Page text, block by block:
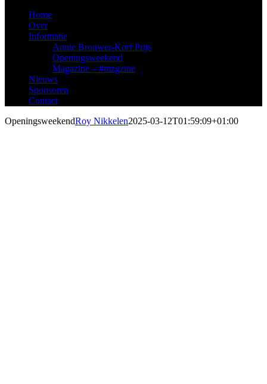
Home
Over
Informatie
Annie Brouwer-Korf Prijs
Openingsweekend
Magazine – #mzgzine
Nieuws
Sponsoren
Contact
OpeningsweekendRoy Nikkelen2025-03-12T01:59:09+01:00